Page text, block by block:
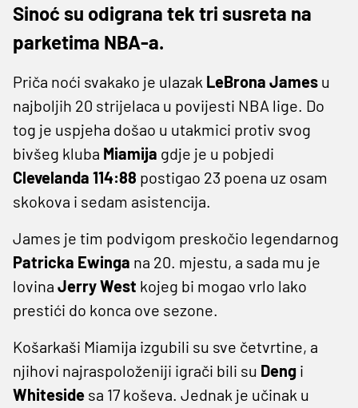
Sinoć su odigrana tek tri susreta na
parketima NBA-a.
Priča noći svakako je ulazak LeBrona James u
najboljih 20 strijelaca u povijesti NBA lige. Do
tog je uspjeha došao u utakmici protiv svog
bivšeg kluba Miamija gdje je u pobjedi
Clevelanda 114:88 postigao 23 poena uz osam
skokova i sedam asistencija.
James je tim podvigom preskočio legendarnog
Patricka Ewinga na 20. mjestu, a sada mu je
lovina Jerry West kojeg bi mogao vrlo lako
prestići do konca ove sezone.
Košarkaši Miamija izgubili su sve četvrtine, a
njihovi najraspoloženiji igrači bili su Deng i
Whiteside sa 17 koševa. Jednak je učinak u